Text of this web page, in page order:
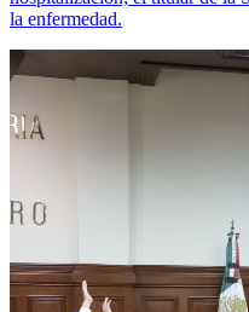
la enfermedad.